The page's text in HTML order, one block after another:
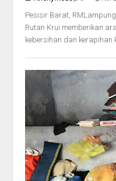
Pesisir Barat,
Rutan Krui memberikan
kebersihan dan kerapihan